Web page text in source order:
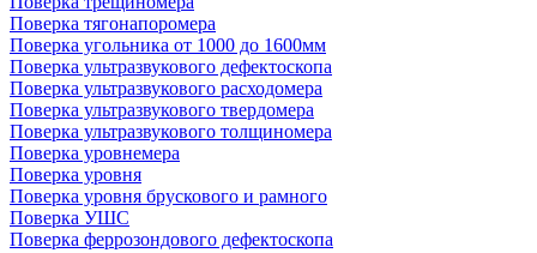
Поверка тягонапоромера
Поверка угольника от 1000 до 1600мм
Поверка ультразвукового дефектоскопа
Поверка ультразвукового расходомера
Поверка ультразвукового твердомера
Поверка ультразвукового толщиномера
Поверка уровнемера
Поверка уровня
Поверка уровня брускового и рамного
Поверка УШС
Поверка феррозондового дефектоскопа